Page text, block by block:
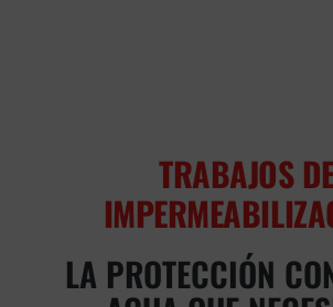
TRABAJOS
LA PROTECCIÓN